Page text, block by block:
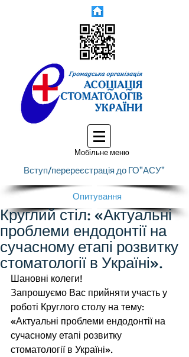
Мобільне меню
Вступ/перереєстрація до ГО"АСУ"
Опитування
Круглий стіл: «Актуальні
проблеми ендодонтії на
сучасному етапі розвитку
стоматології в Україні».
Шановні колеги!
Запрошуємо Вас прийняти участь у
роботі Круглого столу на тему:
«Актуальні проблеми ендодонтії на
сучасному етапі розвитку
стоматології в Україні».